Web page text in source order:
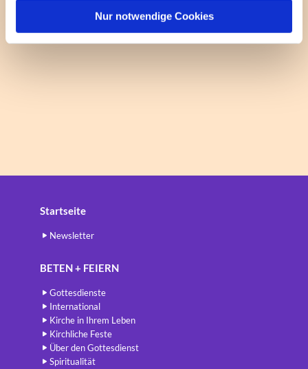
Nur notwendige Cookies
Startseite
Newsletter
BETEN + FEIERN
Gottesdienste
International
Kirche in Ihrem Leben
Kirchliche Feste
Über den Gottesdienst
Spiritualität